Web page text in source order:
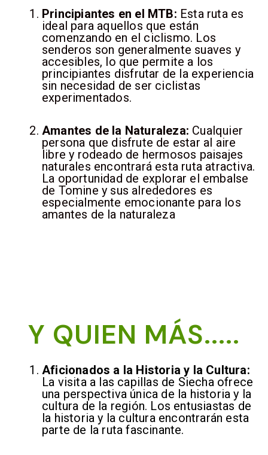
Principiantes en el MTB: Esta ruta es
ideal para aquellos que están
comenzando en el ciclismo. Los
senderos son generalmente suaves y
accesibles, lo que permite a los
principiantes disfrutar de la experiencia
sin necesidad de ser ciclistas
experimentados.
Amantes de la Naturaleza: Cualquier
persona que disfrute de estar al aire
libre y rodeado de hermosos paisajes
naturales encontrará esta ruta atractiva.
La oportunidad de explorar el embalse
de Tomine y sus alrededores es
especialmente emocionante para los
amantes de la naturaleza
Y QUIEN MÁS.....
Aficionados a la Historia y la Cultura:
La visita a las capillas de Siecha ofrece
una perspectiva única de la historia y la
cultura de la región. Los entusiastas de
la historia y la cultura encontrarán esta
parte de la ruta fascinante.